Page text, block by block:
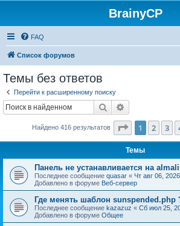
BrainyCP
FAQ
Список форумов
Темы без ответов
Перейти к расширенному поиску
Поиск
Найдено 416 результатов Страница
1 2 3
Темы
Панель не устанавливается на
Последнее сообщение quasar « Чт авг 06,
Добавлено в форуме Веб-сервер
Где менять шаблон sunspended.php
Последнее сообщение kazazuz « Сб июл 25,
Добавлено в форуме Общее